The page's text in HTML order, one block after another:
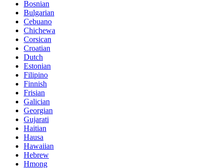
Bosnian
Bulgarian
Cebuano
Chichewa
Corsican
Croatian
Dutch
Estonian
Filipino
Finnish
Frisian
Galician
Georgian
Gujarati
Haitian
Hausa
Hawaiian
Hebrew
Hmong